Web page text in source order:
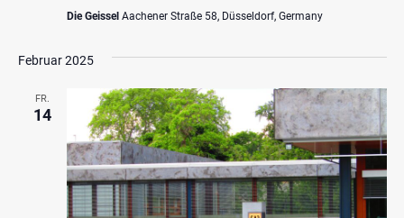
Die Geissel Aachener Straße 58, Düsseldorf, Germany
Februar 2025
FR.
14